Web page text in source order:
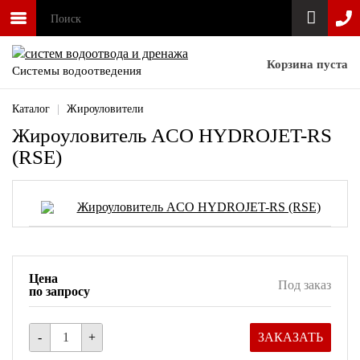
Системы водоотведения Корзина пуста
Каталог Жироуловители
Жироуловитель ACO HYDROJET-RS
(RSE)
Цена
по запросу
Под заказ
- + ЗАКАЗАТЬ